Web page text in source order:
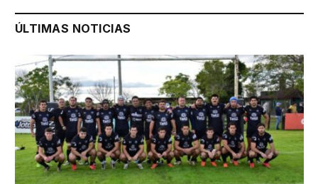
ÚLTIMAS NOTICIAS